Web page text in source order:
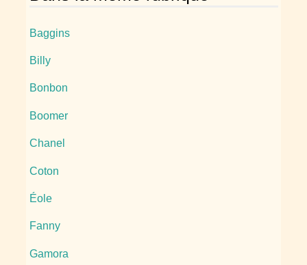
Baggins
Billy
Bonbon
Boomer
Chanel
Coton
Éole
Fanny
Gamora